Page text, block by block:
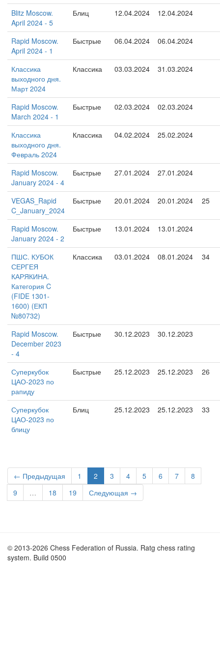
Blitz Moscow.
April 2024 - 5
Блиц 12.04.2024 12.04.2024
Rapid Moscow.
April 2024 - 1
Быстрые 06.04.2024 06.04.2024
Классика
выходного дня.
Март 2024
Классика 03.03.2024 31.03.2024
Rapid Moscow.
March 2024 - 1
Быстрые 02.03.2024 02.03.2024
Классика
выходного дня.
Февраль 2024
Классика 04.02.2024 25.02.2024
Rapid Moscow.
January 2024 - 4
Быстрые 27.01.2024 27.01.2024
VEGAS_Rapid
C_January_2024
Быстрые 20.01.2024 20.01.2024 25
Rapid Moscow.
January 2024 - 2
Быстрые 13.01.2024 13.01.2024
ПШС. КУБОК
СЕРГЕЯ
КАРЯКИНА.
Категория C
(FIDE 1301-
1600) (ЕКП
№80732)
Классика 03.01.2024 08.01.2024 34
Rapid Moscow.
December 2023
- 4
Быстрые 30.12.2023 30.12.2023
Суперкубок
ЦАО-2023 по
рапиду
Быстрые 25.12.2023 25.12.2023 26
Суперкубок
ЦАО-2023 по
блицу
Блиц 25.12.2023 25.12.2023 33
← Предыдущая 1 2 3 4 5 6 7
8
9
… 18 19 Следующая →
© 2013-2026 Chess Federation of Russia. Ratg chess rating
system. Build 0500